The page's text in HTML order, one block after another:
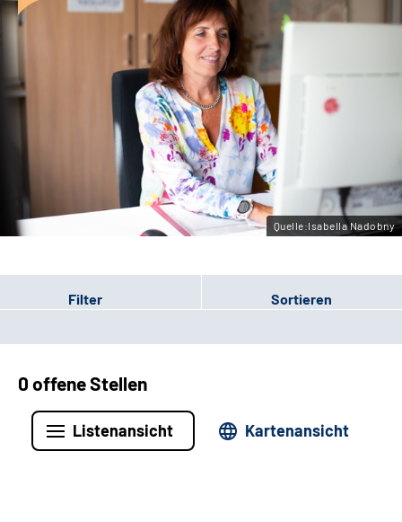
Karriere
Sozialdienste & Zuweisende
Leichte Sprache
Gebärdensprache
Quelle:Isabella Nadobny
Filter Sortieren
0 offene Stellen
Listenansicht Kartenansicht